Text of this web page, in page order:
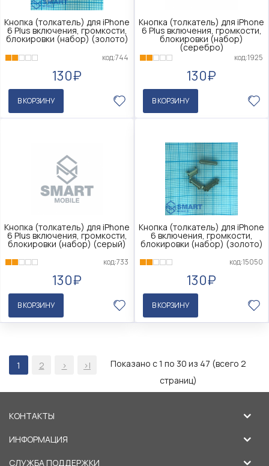
Кнопка (толкатель) для iPhone
6 Plus включения, громкости,
блокировки (набор) (золото)
код:744
130₽
В КОРЗИНУ
Кнопка (толкатель) для iPhone
6 Plus включения, громкости,
блокировки (набор)
(серебро)
код:1925
130₽
В КОРЗИНУ
Кнопка (толкатель) для iPhone
6 Plus включения, громкости,
блокировки (набор) (серый)
код:733
130₽
В КОРЗИНУ
Кнопка (толкатель) для iPhone
6 включения, громкости,
блокировки (набор) (золото)
код:15050
130₽
В КОРЗИНУ
1 2 > >|
Показано с 1 по 30 из 47 (всего 2
страниц)
КОНТАКТЫ
ИНФОРМАЦИЯ
СЛУЖБА ПОДДЕРЖКИ